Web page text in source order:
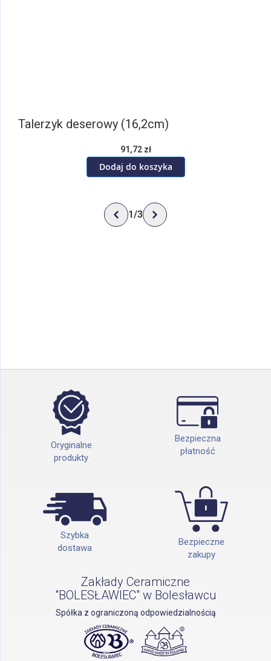
Talerzyk deserowy (16,2cm)
91,72 zł
Dodaj do koszyka
1/3
Oryginalne
produkty
Bezpieczna
płatność
Szybka
dostawa
Bezpieczne
zakupy
Zakłady Ceramiczne
"BOLESŁAWIEC" w Bolesławcu
Spółka z ograniczoną odpowiedzialnością